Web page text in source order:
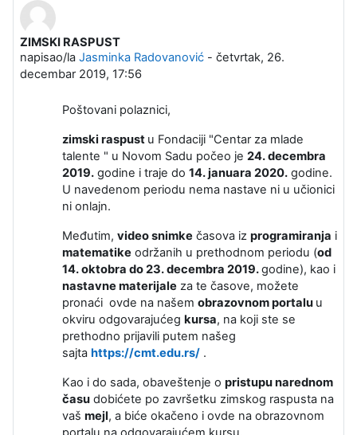
ZIMSKI RASPUST
napisao/la Jasminka Radovanović - četvrtak, 26.
decembar 2019, 17:56
Broj odgovora: 0
Poštovani polaznici,
zimski raspust u Fondaciji "Centar za mlade
talente " u Novom Sadu počeo je 24. decembra
2019. godine i traje do 14. januara 2020. godine.
U navedenom periodu nema nastave ni u učionici
ni onlajn.
Međutim, video snimke časova iz programiranja i
matematike održanih u prethodnom periodu (od
14. oktobra do 23. decembra 2019.godine), kao i
nastavne materijale za te časove, možete
pronaći ovde na našem obrazovnom portalu u
okviru odgovarajućeg kursa, na koji ste se
prethodno prijavili putem našeg
sajta https://cmt.edu.rs/ .
Kao i do sada, obaveštenje o pristupu narednom
času dobićete po završetku zimskog raspusta na
vaš mejl, a biće okačeno i ovde na obrazovnom